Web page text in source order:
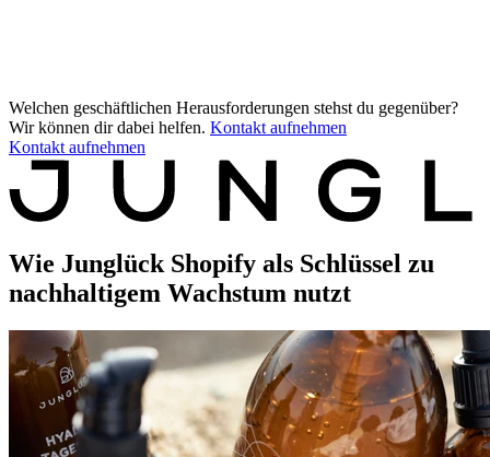
Welchen geschäftlichen Herausforderungen stehst du gegenüber?
Wir können dir dabei helfen. Kontakt aufnehmen
Kontakt aufnehmen
Wie Junglück Shopify als Schlüssel zu
nachhaltigem Wachstum nutzt